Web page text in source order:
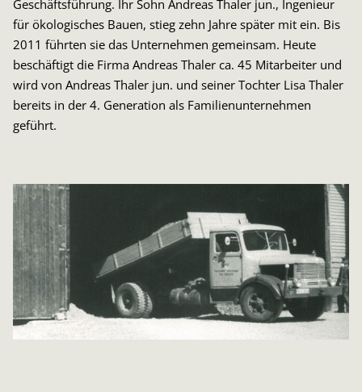
Geschäftsführung. Ihr Sohn Andreas Thaler jun., Ingenieur
für ökologisches Bauen, stieg zehn Jahre später mit ein. Bis
2011 führten sie das Unternehmen gemeinsam. Heute
beschäftigt die Firma Andreas Thaler ca. 45 Mitarbeiter und
wird von Andreas Thaler jun. und seiner Tochter Lisa Thaler
bereits in der 4. Generation als Familienunternehmen
geführt.